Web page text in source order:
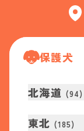
保護犬
北海道 (94)
東北 (185)